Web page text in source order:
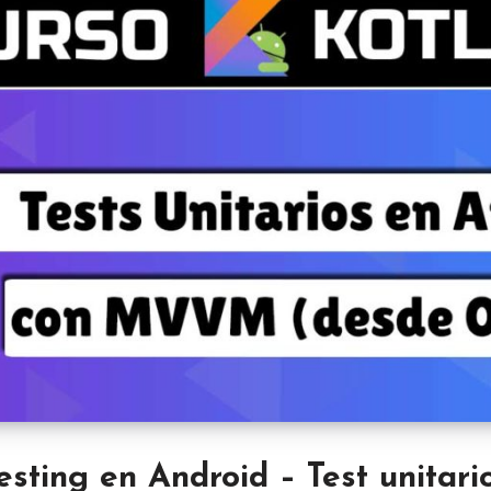
en Android – Test